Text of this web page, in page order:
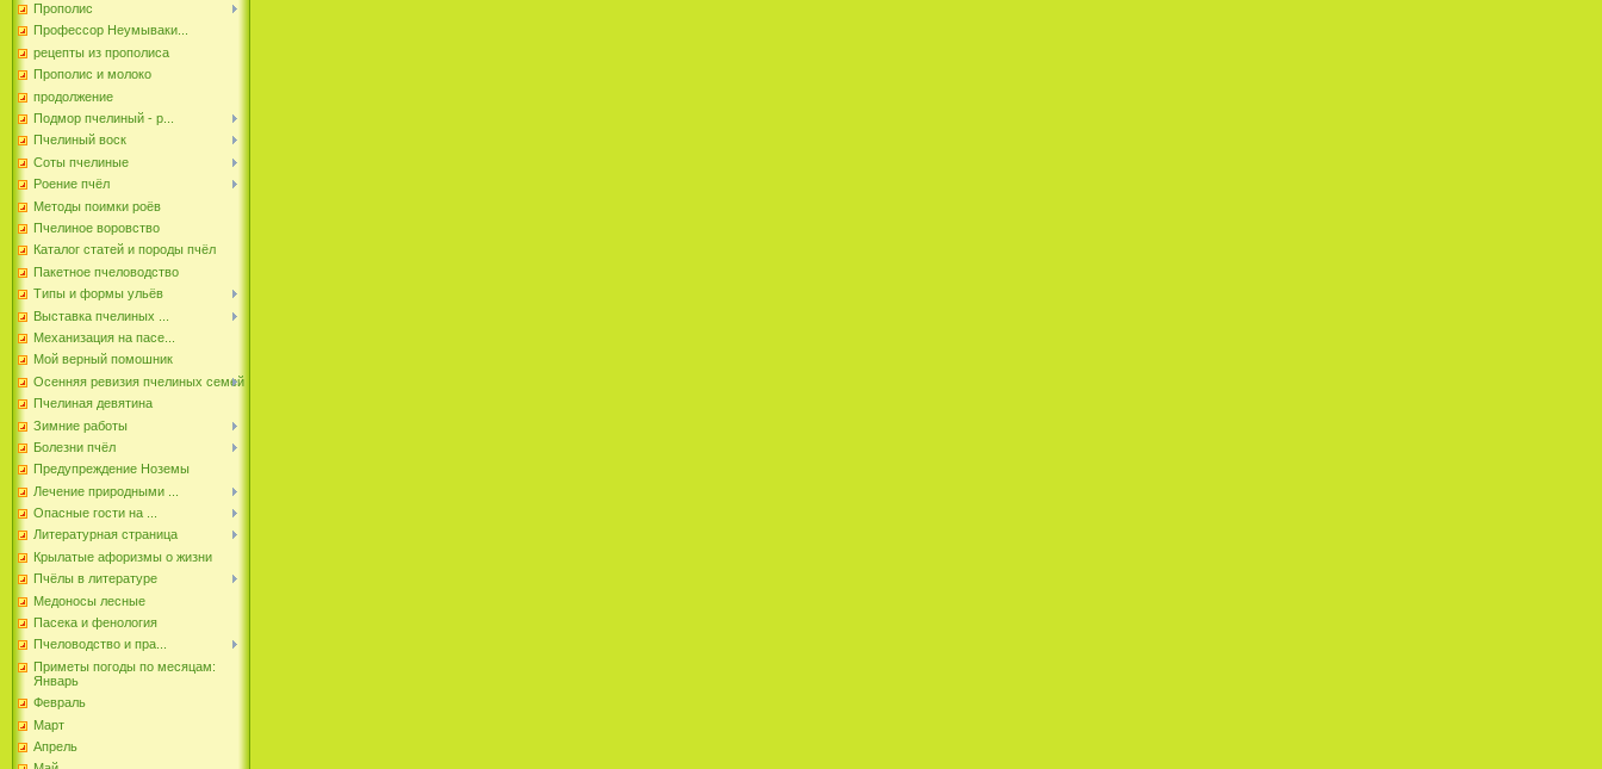
Прополис
Профессор Неумываки...
рецепты из прополиса
Прополис и молоко
продолжение
Подмор пчелиный - р...
Пчелиный воск
Соты пчелиные
Роение пчёл
Методы поимки роёв
Пчелиное воровство
Каталог статей и породы пчёл
Пакетное пчеловодство
Типы и формы ульёв
Выставка пчелиных ...
Механизация на пасе...
Мой верный помошник
Осенняя ревизия пчелиных семей
Пчелиная девятина
Зимние работы
Болезни пчёл
Предупреждение Ноземы
Лечение природными ...
Опасные гости на ...
Литературная страница
Крылатые афоризмы о жизни
Пчёлы в литературе
Медоносы лесные
Пасека и фенология
Пчеловодство и пра...
Приметы погоды по месяцам:
Январь
Февраль
Март
Апрель